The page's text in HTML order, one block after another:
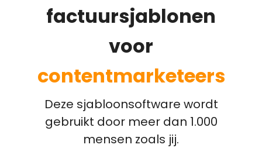
factuursjablonen
voor
contentmarketeers
Deze sjabloonsoftware wordt
gebruikt door meer dan 1.000
mensen zoals jij.